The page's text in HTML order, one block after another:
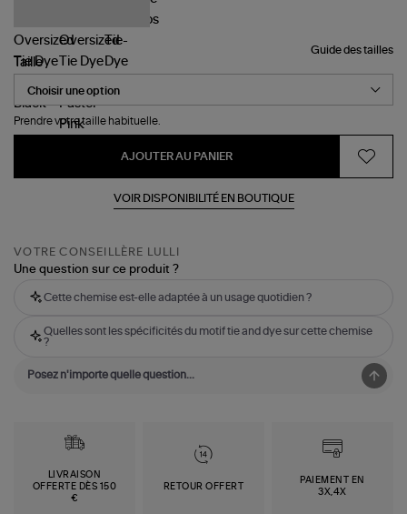
Guide des tailles
Taille
Prendre votre taille habituelle.
AJOUTER AU PANIER
VOIR DISPONIBILITÉ EN BOUTIQUE
VOTRE CONSEILLÈRE LULLI
Une question sur ce produit ?
Cette chemise est-elle adaptée à un usage quotidien ?
Quelles sont les spécificités du motif tie and dye sur cette chemise
?
LIVRAISON
OFFERTE DÈS 150
€
RETOUR OFFERT
PAIEMENT EN
3X,4X